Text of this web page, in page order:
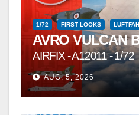
1/72 FIRST LOOKS
AVRO VULCAN
AIRFIX - A12011 - 1/72
AUG. 5, 2026